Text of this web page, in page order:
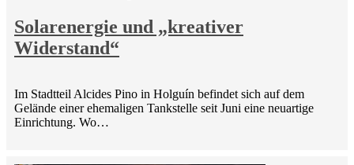
Solarenergie und „kreativer
Widerstand“
Im Stadtteil Alcides Pino in Holguín befindet sich auf dem
Gelände einer ehemaligen Tankstelle seit Juni eine neuartige
Einrichtung. Wo…